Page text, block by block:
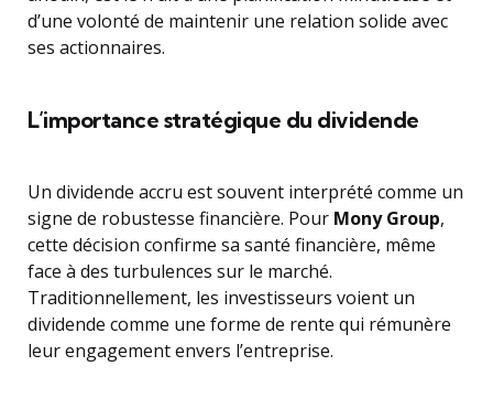
d’une volonté de maintenir une relation solide avec
ses actionnaires.
L’importance stratégique du dividende
Un dividende accru est souvent interprété comme un
signe de robustesse financière. Pour Mony Group,
cette décision confirme sa santé financière, même
face à des turbulences sur le marché.
Traditionnellement, les investisseurs voient un
dividende comme une forme de rente qui rémunère
leur engagement envers l’entreprise.